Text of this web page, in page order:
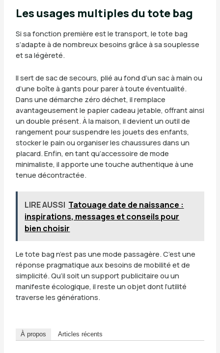
Les usages multiples du tote bag
Si sa fonction première est le transport, le tote bag
s’adapte à de nombreux besoins grâce à sa souplesse
et sa légèreté.
Il sert de sac de secours, plié au fond d’un sac à main ou
d’une boîte à gants pour parer à toute éventualité.
Dans une démarche zéro déchet, il remplace
avantageusement le papier cadeau jetable, offrant ainsi
un double présent. À la maison, il devient un outil de
rangement pour suspendre les jouets des enfants,
stocker le pain ou organiser les chaussures dans un
placard. Enfin, en tant qu’accessoire de mode
minimaliste, il apporte une touche authentique à une
tenue décontractée.
LIRE AUSSI Tatouage date de naissance :
inspirations, messages et conseils pour
bien choisir
Le tote bag n’est pas une mode passagère. C’est une
réponse pragmatique aux besoins de mobilité et de
simplicité. Qu’il soit un support publicitaire ou un
manifeste écologique, il reste un objet dont l’utilité
traverse les générations.
À propos Articles récents